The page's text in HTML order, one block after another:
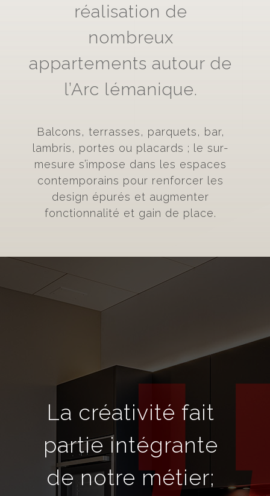
réalisation de
nombreux
appartements autour de
l’Arc lémanique.
Balcons, terrasses, parquets, bar,
lambris, portes ou placards ; le sur-
mesure s’impose dans les espaces
contemporains pour renforcer les
design épurés et augmenter
fonctionnalité et gain de place.
La créativité fait
partie intégrante
de notre métier;